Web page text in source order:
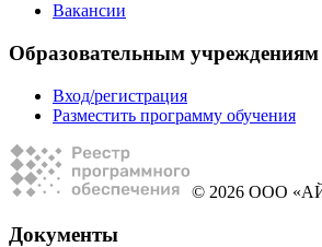
Вакансии
Образовательным учреждениям
Вход/регистрация
Разместить программу обучения
© 2026 ООО
Документы